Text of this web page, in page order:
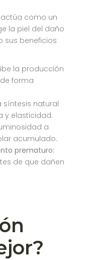
como un
la piel del daño
sus beneficios
la producción
forma
síntesis natural
y elasticidad.
a
acumulado.
prematuro:
de que dañen